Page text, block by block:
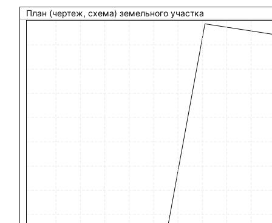
План (чертеж, схема) земельного участка